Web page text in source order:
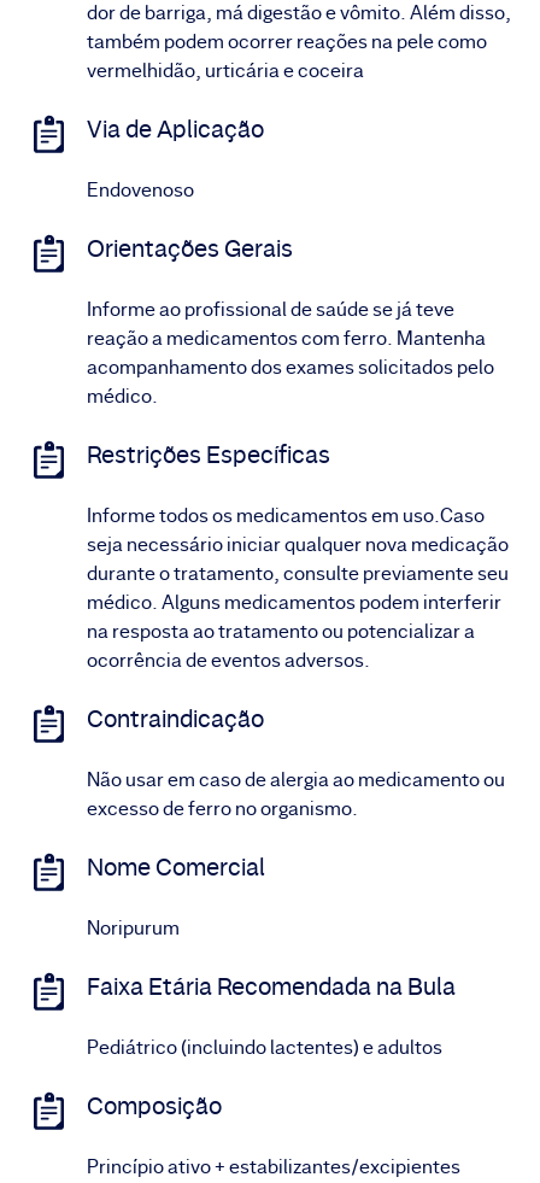
dor de barriga, má digestão e vômito. Além disso,
também podem ocorrer reações na pele como
vermelhidão, urticária e coceira
Via de Aplicação
Endovenoso
Orientações Gerais
Informe ao profissional de saúde se já teve
reação a medicamentos com ferro. Mantenha
acompanhamento dos exames solicitados pelo
médico.
Restrições Específicas
Informe todos os medicamentos em uso.Caso
seja necessário iniciar qualquer nova medicação
durante o tratamento, consulte previamente seu
médico. Alguns medicamentos podem interferir
na resposta ao tratamento ou potencializar a
ocorrência de eventos adversos.
Contraindicação
Não usar em caso de alergia ao medicamento ou
excesso de ferro no organismo.
Nome Comercial
Noripurum
Faixa Etária Recomendada na Bula
Pediátrico (incluindo lactentes) e adultos
Composição
Princípio ativo + estabilizantes/excipientes